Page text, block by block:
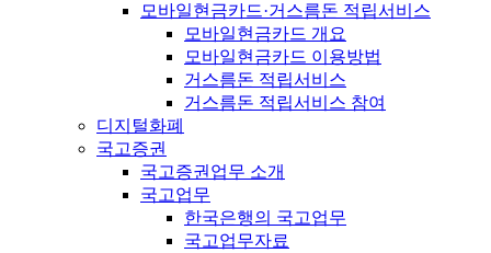
모바일현금카드·거스름돈 적립서비스
모바일현금카드 개요
모바일현금카드 이용방법
거스름돈 적립서비스
거스름돈 적립서비스 참여
디지털화폐
국고증권
국고증권업무 소개
국고업무
한국은행의 국고업무
국고업무자료